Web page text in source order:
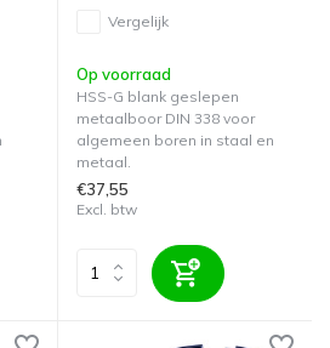
Vergelijk
Op voorraad
HSS-G blank geslepen
metaalboor DIN 338 voor
algemeen boren in staal en
metaal.
€37,55
Excl. btw